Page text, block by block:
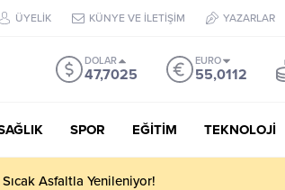
ÜYELİK KÜNYE VE İLETİŞİM YAZARLAR
DOLAR
47,7025
EURO
55,0112
SPOR EĞİTİM TEKNOLOJİ
III Kapsamında 634,3 Milyon Lira Hibe